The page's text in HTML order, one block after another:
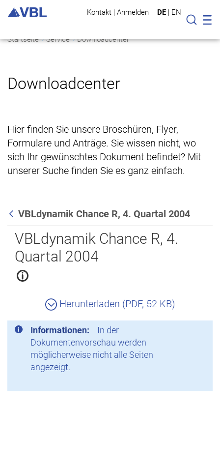
Kontakt | Anmelden DE | EN
Suche
Startseite Service Downloadcenter
Downloadcenter
Hier finden Sie unsere Broschüren, Flyer,
Formulare und Anträge. Sie wissen nicht, wo
sich Ihr gewünschtes Dokument befindet? Mit
unserer Suche finden Sie es ganz einfach.
Zurück
VBLdynamik Chance R, 4. Quartal 2004
VBLdynamik Chance R, 4.
Quartal 2004
Herunterladen (PDF, 52 KB)
Informationen:
In der
Dokumentenvorschau werden
möglicherweise nicht alle Seiten
angezeigt.